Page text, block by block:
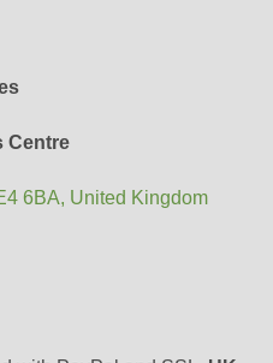
Centre
6BA, United Kingdom